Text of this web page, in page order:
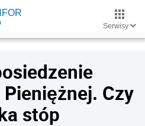
Serwisy
Czy
stóp